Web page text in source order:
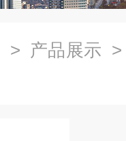
> 产品展示